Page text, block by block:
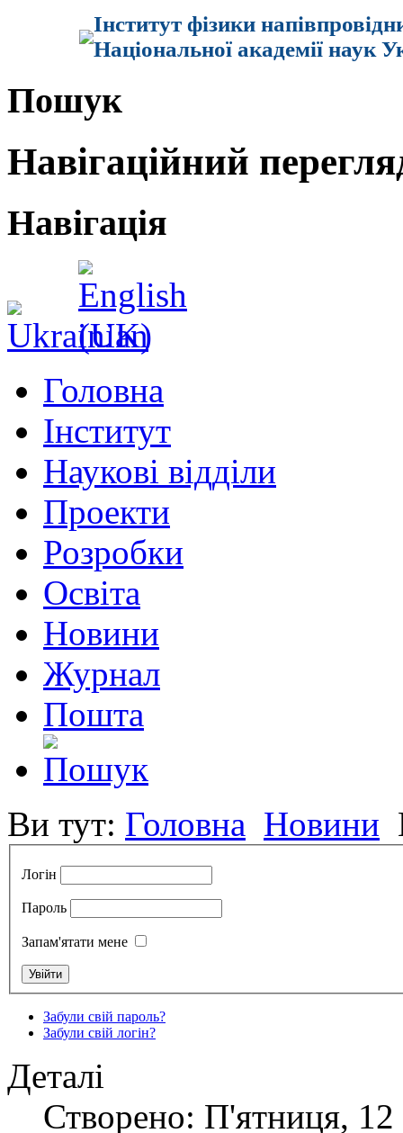
Інститут фізики
Національної академії наук
Пошук
Навігаційний
Навігація
Головна
Інститут
Наукові відділи
Проекти
Розробки
Освіта
Новини
Журнал
Пошта
Ви тут: Головна Новини
Логін
Пароль
Запам'ятати мене
Забули свій пароль?
Забули свій логін?
Деталі
Створено: П'ятниця,